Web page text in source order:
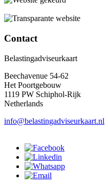
Contact
Belastingadviseurkaart
Beechavenue 54-62
Het Poortgebouw
1119 PW Schiphol-Rijk
Netherlands
info@belastingadviseurkaart.nl